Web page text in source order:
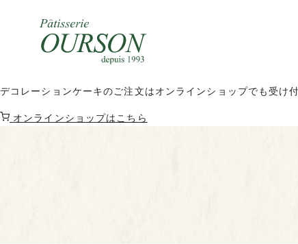
デコレーションケーキのご注文はオンラインショップでも受け
オンラインショップはこちら